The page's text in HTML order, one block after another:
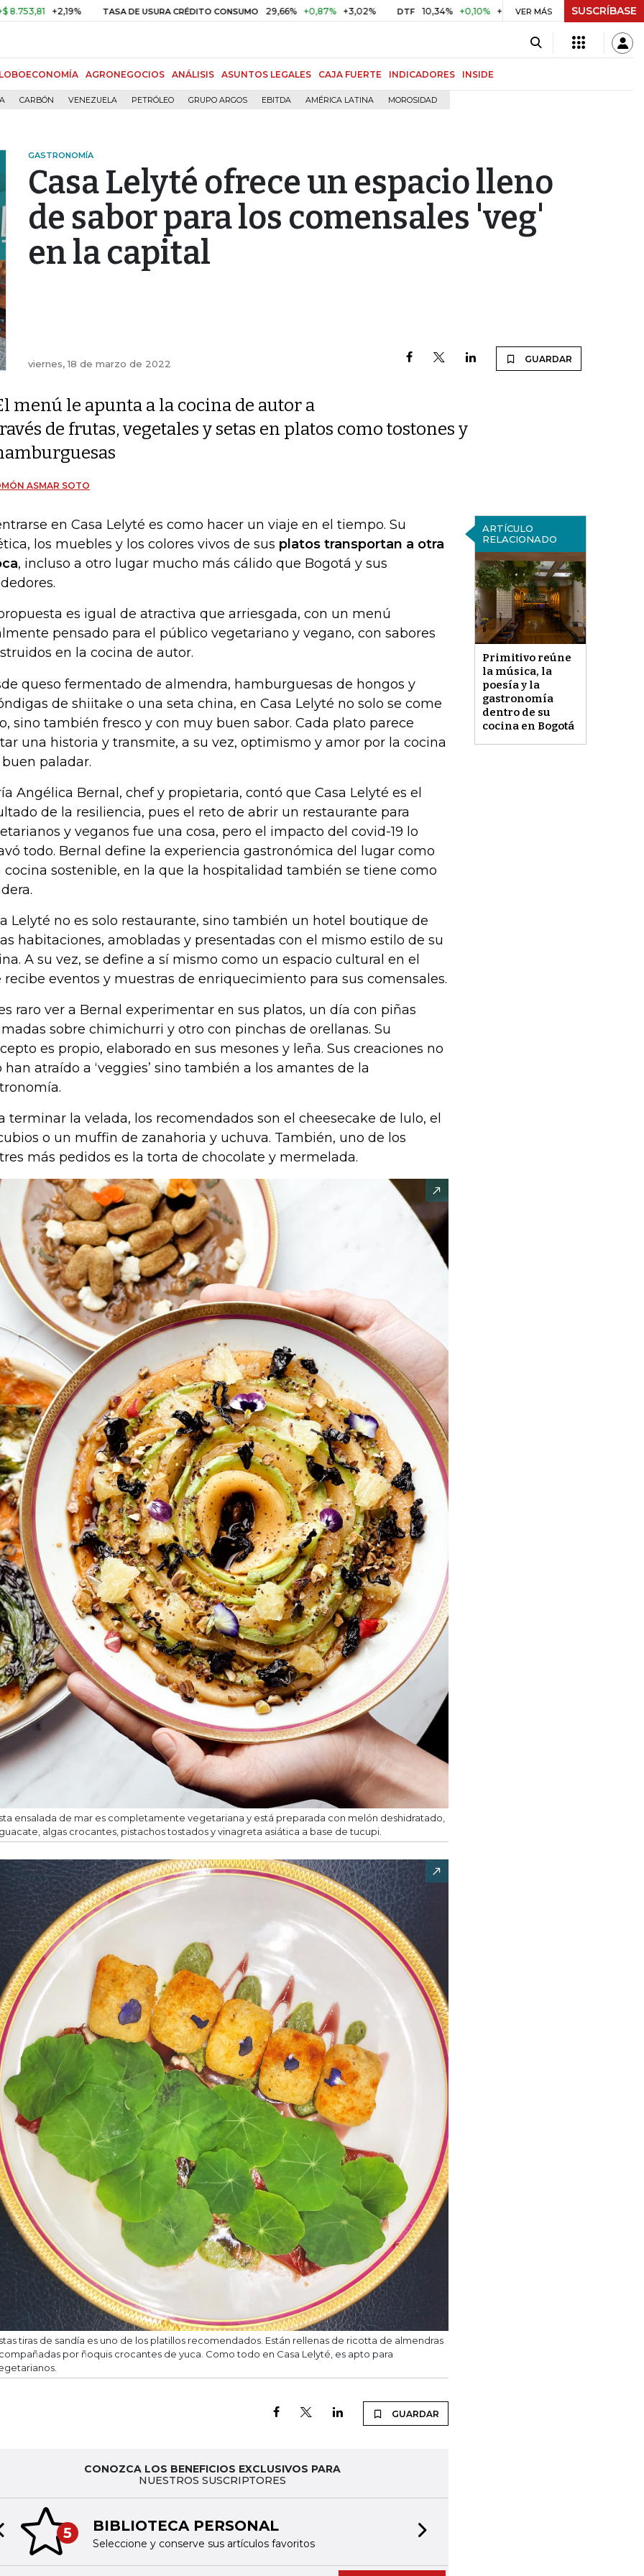
TASA DE USURA CRÉDITO CONSUMO 29,66% +0,87% +3,02% DTF 10,34% +0,10% +0,98% UVR $ 416,86 +$ 0,05 +0,01%
VER MÁS SUSCRÍBASE
AGRONEGOCIOS ANÁLISIS ASUNTOS LEGALES CAJA FUERTE INDICADORES INSIDE
CARBÓN VENEZUELA PETRÓLEO GRUPO ARGOS EBITDA AMÉRICA LATINA MOROSIDAD
GASTRONOMÍA
Casa Lelyté ofrece un espacio lleno
de sabor para los comensales 'veg'
en la capital
viernes, 18 de marzo de 2022 GUARDAR
menú le apunta a la cocina de autor a
de frutas, vegetales y setas en platos como tostones y
ASMAR SOTO
ARTÍCULO
RELACIONADO
Primitivo reúne
la música, la
poesía y la
gastronomía
dentro de su
cocina en Bogotá
en Casa Lelyté es como hacer un viaje en el tiempo. Su
los muebles y los colores vivos de sus platos transportan a otra
, incluso a otro lugar mucho más cálido que Bogotá y sus
es igual de atractiva que arriesgada, con un menú
pensado para el público vegetariano y vegano, con sabores
en la cocina de autor.
queso fermentado de almendra, hamburguesas de hongos y
de shiitake o una seta china, en Casa Lelyté no solo se come
sino también fresco y con muy buen sabor. Cada plato parece
una historia y transmite, a su vez, optimismo y amor por la cocina
paladar.
Angélica Bernal, chef y propietaria, contó que Casa Lelyté es el
de la resiliencia, pues el reto de abrir un restaurante para
y veganos fue una cosa, pero el impacto del covid-19 lo
todo. Bernal define la experiencia gastronómica del lugar como
cocina sostenible, en la que la hospitalidad también se tiene como
Lelyté no es solo restaurante, sino también un hotel boutique de
habitaciones, amobladas y presentadas con el mismo estilo de su
A su vez, se define a sí mismo como un espacio cultural en el
recibe eventos y muestras de enriquecimiento para sus comensales.
raro ver a Bernal experimentar en sus platos, un día con piñas
sobre chimichurri y otro con pinchas de orellanas. Su
es propio, elaborado en sus mesones y leña. Sus creaciones no
han atraído a ‘veggies’ sino también a los amantes de la
terminar la velada, los recomendados son el cheesecake de lulo, el
o un muffin de zanahoria y uchuva. También, uno de los
más pedidos es la torta de chocolate y mermelada.
ensalada de mar es completamente vegetariana y está preparada con melón deshidratado,
algas crocantes, pistachos tostados y vinagreta asiática a base de tucupi.
tiras de sandía es uno de los platillos recomendados. Están rellenas de ricotta de almendras
por ñoquis crocantes de yuca. Como todo en Casa Lelyté, es apto para
GUARDAR
CONOZCA LOS BENEFICIOS EXCLUSIVOS PARA
NUESTROS SUSCRIPTORES
5 BIBLIOTECA PERSONAL
Seleccione y conserve sus artículos favoritos
slide